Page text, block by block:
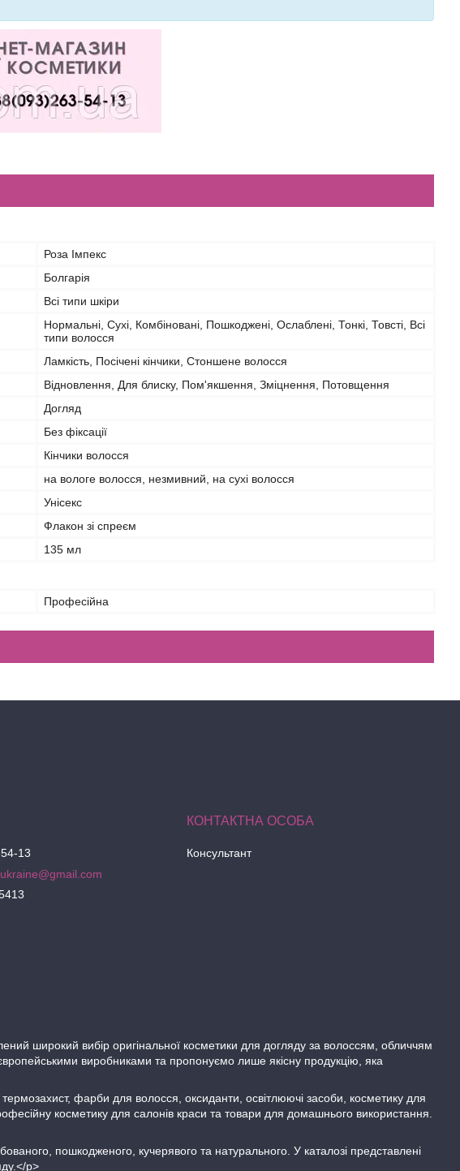
Роза Імпекс
Болгарія
Всі типи шкіри
Нормальні, Сухі, Комбіновані, Пошкоджені, Ослаблені, Тонкі, Товсті, Всі
типи волосся
Ламкість, Посічені кінчики, Стоншене волосся
Відновлення, Для блиску, Пом'якшення, Зміцнення, Потовщення
Догляд
Без фіксації
Кінчики волосся
на вологе волосся, незмивний, на сухі волосся
Унісекс
Флакон зі спреєм
135 мл
Професійна
13
Консультант
широкий вибір оригінальної косметики для догляду за волоссям, обличчям
виробниками та пропонуємо лише якісну продукцію, яка
фарби для волосся, оксиданти, освітлюючі засоби, косметику для
косметику для салонів краси та товари для домашнього використання.
пошкодженого, кучерявого та натурального. У каталозі представлені
p>